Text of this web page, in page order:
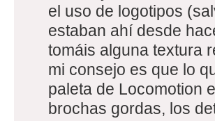
el uso de logotipos
estaban ahí desde
tomáis alguna textura
mi consejo es que lo
paleta de Locomotion
brochas gordas, los